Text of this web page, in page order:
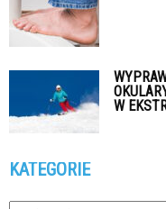
W
KATEGORIE
Kategorie